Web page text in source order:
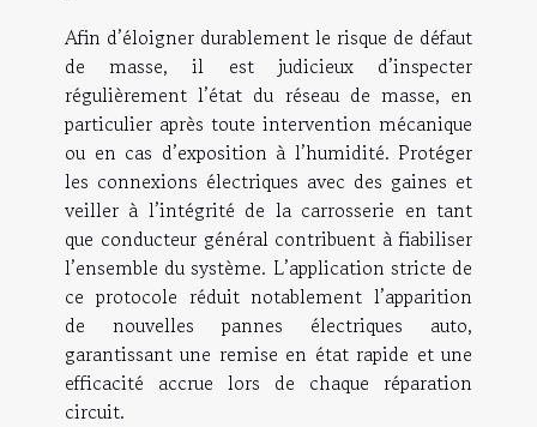
Afin d’éloigner durablement le risque de défaut
de masse, il est judicieux d’inspecter
régulièrement l’état du réseau de masse, en
particulier après toute intervention mécanique
ou en cas d’exposition à l’humidité. Protéger
les connexions électriques avec des gaines et
veiller à l’intégrité de la carrosserie en tant
que conducteur général contribuent à fiabiliser
l’ensemble du système. L’application stricte de
ce protocole réduit notablement l’apparition
de nouvelles pannes électriques auto,
garantissant une remise en état rapide et une
efficacité accrue lors de chaque réparation
circuit.